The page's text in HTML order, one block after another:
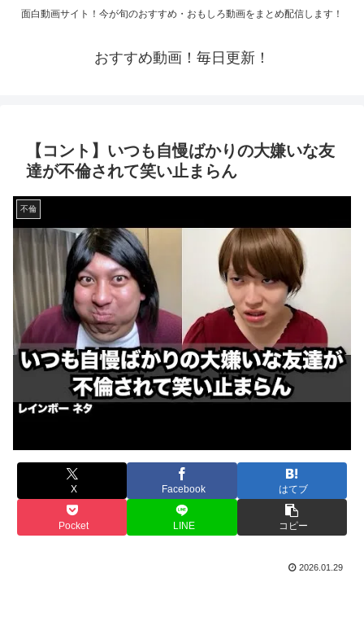
面白動画サイト！今が旬のおすすめ・おもしろ動画をまとめ配信します！
おすすめ動画！毎日更新！
【コント】いつも自慢ばかりの大嫌いな友
達が不倫されて笑い止まらん
不倫
X Facebook はてブ
Pocket LINE コピー
2026.01.29